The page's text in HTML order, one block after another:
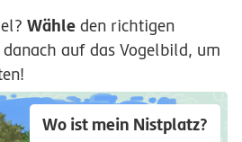
Wähle den richtigen
danach auf das Vogelbild, um
Wo ist mein Nistplatz?